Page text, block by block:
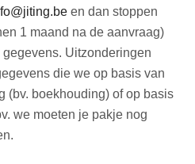
en dan stoppen
1 maand na de aanvraag)
Uitzonderingen
die we op basis van
(bv. boekhouding) of op basis
we moeten je pakje nog